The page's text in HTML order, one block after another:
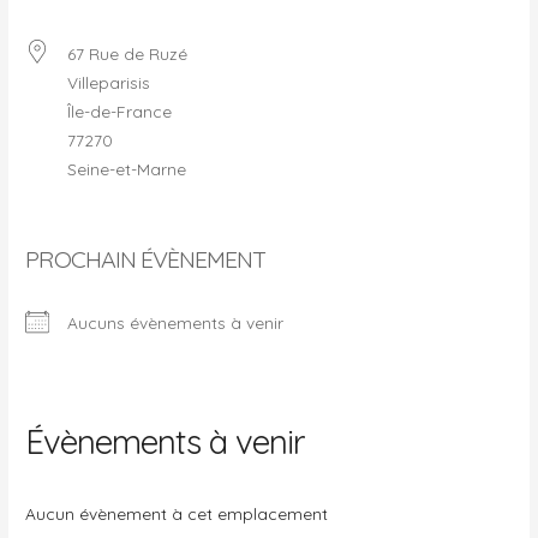
67 Rue de Ruzé
Villeparisis
Île-de-France
77270
Seine-et-Marne
PROCHAIN ÉVÈNEMENT
Aucuns évènements à venir
Évènements à venir
Aucun évènement à cet emplacement